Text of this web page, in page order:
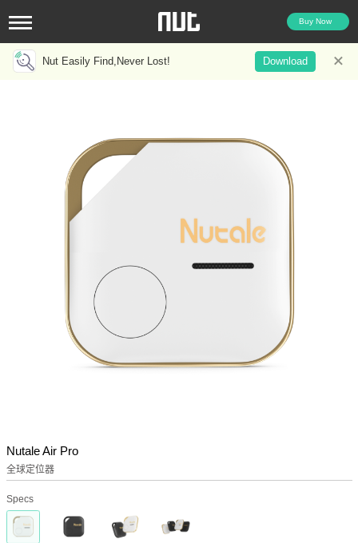
Buy Now
Nut Easily Find,Never Lost! Download
Nutale Air Pro
全球定位器
Specs